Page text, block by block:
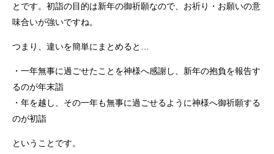
とです。初詣の目的は新年の御祈願なので、お祈り・お願いの意
味合いが強いですね。
つまり、違いを簡単にまとめると…
・一年無事に過ごせたことを神様へ感謝し、新年の抱負を報告す
るのが年末詣
・年を越し、その一年も無事に過ごせるように神様へ御祈願する
のが初詣
ということです。